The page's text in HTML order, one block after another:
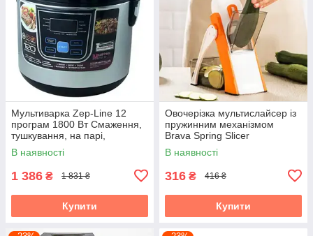
Мультиварка Zep-Line 12
програм 1800 Вт Смаження,
тушкування, на парі,
йогуртниця
В наявності
1 386 ₴ 1 831 ₴
Купити
Овочерізка мультислайсер із
пружинним механізмом
Brava Spring Slicer
В наявності
316 ₴ 416 ₴
Купити